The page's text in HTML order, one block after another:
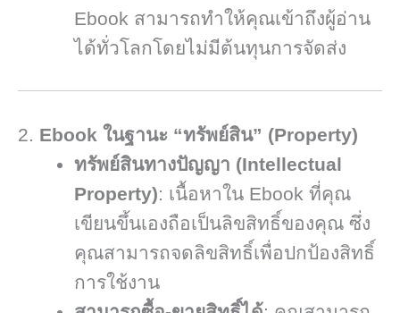
Ebook สามารถทำให้คุณเข้าถึงผู้อ่าน
ได้ทั่วโลกโดยไม่มีต้นทุนการจัดส่ง
2. Ebook ในฐานะ “ทรัพย์สิน” (Property)
ทรัพย์สินทางปัญญา (Intellectual
Property): เนื้อหาใน Ebook ที่คุณ
เขียนขึ้นเองถือเป็นลิขสิทธิ์ของคุณ ซึ่ง
คุณสามารถจดลิขสิทธิ์เพื่อปกป้องสิทธิ์
การใช้งาน